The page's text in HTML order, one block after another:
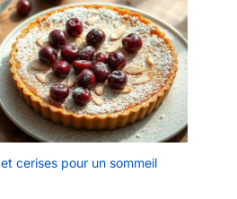
cerises pour un sommeil